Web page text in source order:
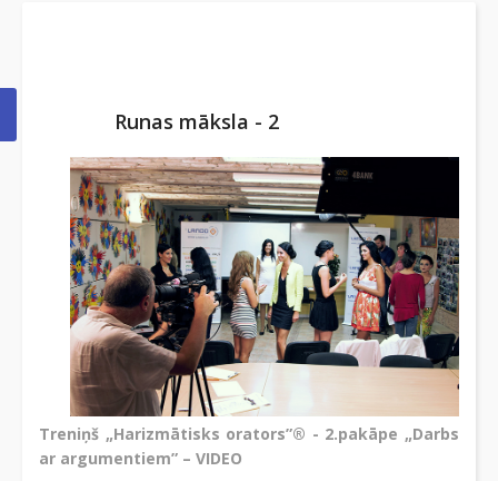
Runas māksla - 2
Treniņš „Harizmātisks orators”® - 2.pakāpe „Darbs
ar argumentiem” – VIDEO